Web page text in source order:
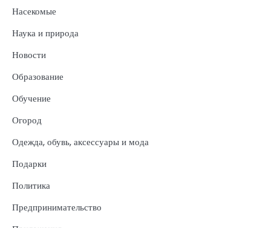
Насекомые
Наука и природа
Новости
Образование
Обучение
Огород
Одежда, обувь, аксессуары и мода
Подарки
Политика
Предпринимательство